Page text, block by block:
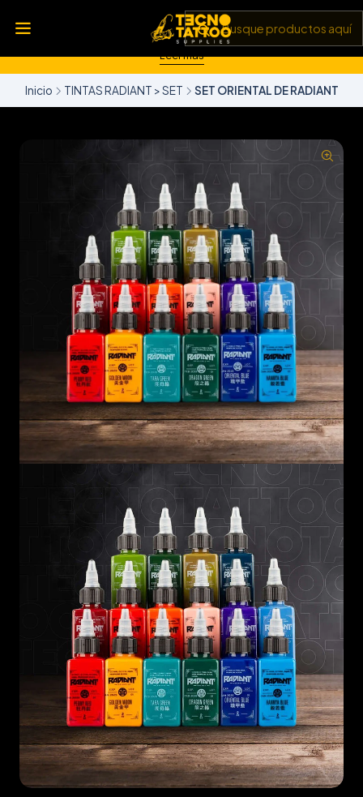
💥 Insumos, máquinas y tecnología de punta 💻 Todo lo que
necesitas para llevar tu arte al siguiente nivel 🎨 Calidad garantizada
Leer más
Inicio TINTAS RADIANT > SET SET ORIENTAL DE RADIANT